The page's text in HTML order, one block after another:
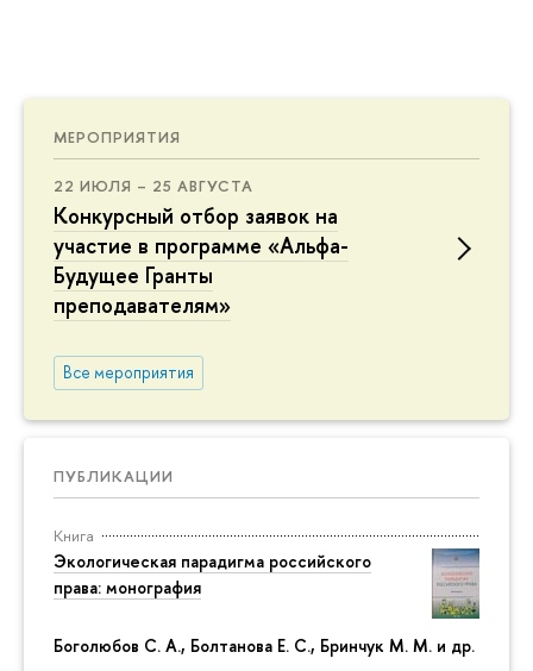
МЕРОПРИЯТИЯ
22 ИЮЛЯ – 25 АВГУСТА
Конкурсный отбор заявок на
участие в программе «Альфа-
Будущее Гранты
преподавателям»
Все мероприятия
ПУБЛИКАЦИИ
Книга
Экологическая парадигма российского
права: монография
Боголюбов С. А., Болтанова Е. С., Бринчук М. М. и др.